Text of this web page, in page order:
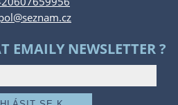
EMAILY NEWSLETTER ?